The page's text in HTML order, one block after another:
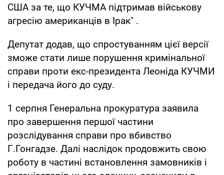
США за те, що КУЧМА підтримав військову
агресію американців в Ірак" .
Депутат додав, що спростуванням цієї версії
зможе стати лише порушення кримінальної
справи проти екс-президента Леоніда КУЧМИ
і передача його до суду.
1 серпня Генеральна прокуратура заявила
про завершення першої частини
розслідування справи про вбивство
Г.Гонгадзе. Далі наслідок продовжить свою
роботу в частині встановлення замовників і